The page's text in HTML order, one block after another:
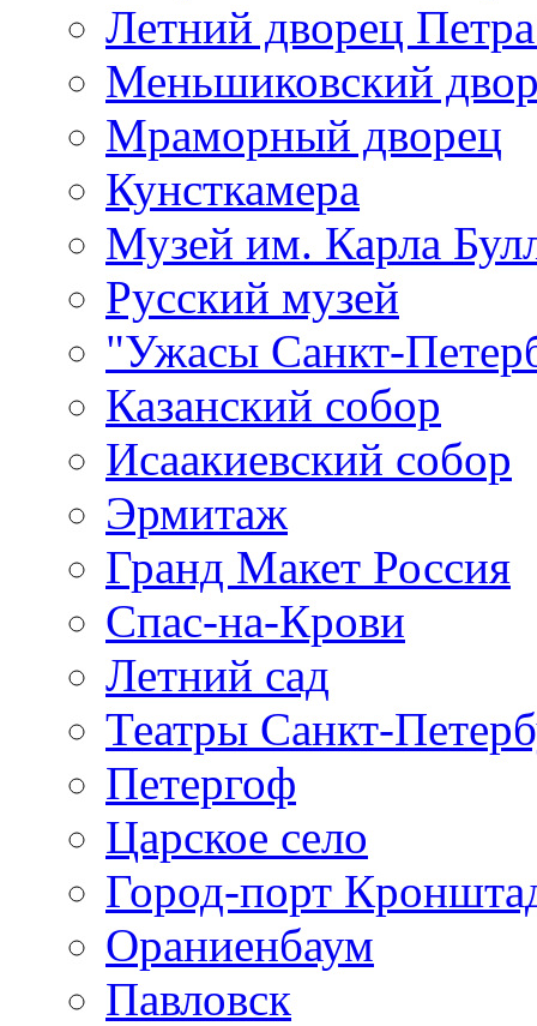
Летний дворец
Меньшиковский
Мраморный дворец
Кунсткамера
Музей им. Карла
Русский музей
"Ужасы Санкт-
Казанский собор
Исаакиевский собор
Эрмитаж
Гранд Макет Россия
Спас-на-Крови
Летний сад
Театры Санкт-
Петергоф
Царское село
Город-порт
Ораниенбаум
Павловск